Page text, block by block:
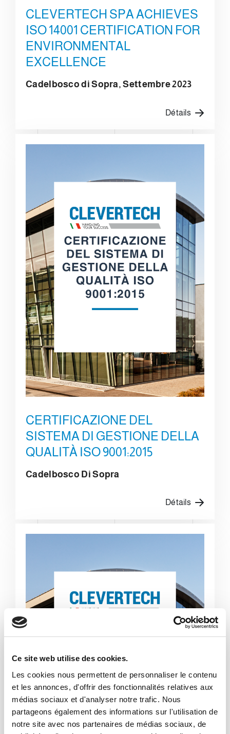
Ce site web utilise des cookies.
Les cookies nous permettent de personnaliser le contenu
et les annonces, d'offrir des fonctionnalités relatives aux
médias sociaux et d'analyser notre trafic. Nous
partageons également des informations sur l'utilisation de
notre site avec nos partenaires de médias sociaux, de
CLEVERTECH SPA ACHIEVES
ISO 14001 CERTIFICATION FOR
ENVIRONMENTAL
EXCELLENCE
Cadelbosco di Sopra, Settembre 2023
Détails
CERTIFICAZIONE DEL
SISTEMA DI GESTIONE DELLA
QUALITÀ ISO 9001:2015
Cadelbosco Di Sopra
Détails